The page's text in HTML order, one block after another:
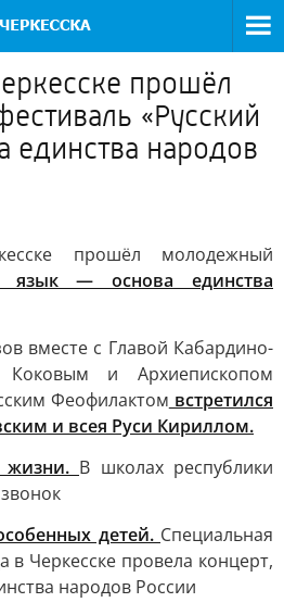
прошёл
«Русский
народов
прошёл молодежный
язык — основа единства
вместе с Главой Кабардино-
Коковым и Архиепископом
Феофилактом встретился
и всея Руси Кириллом.
жизни. В школах республики
детей. Специальная
в Черкесске провела концерт,
народов России